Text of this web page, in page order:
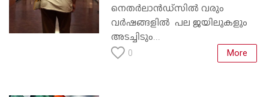
നെതർലാൻഡ്സിൽ വരും
വർഷങ്ങളിൽ പല ജയിലുകളും
അടച്ചിടും...
0 More